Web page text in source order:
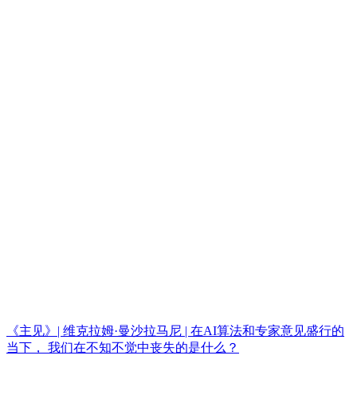
《主见》| 维克拉姆·曼沙拉马尼 | 在AI算法和专家意见盛行的
当下， 我们在不知不觉中丧失的是什么？